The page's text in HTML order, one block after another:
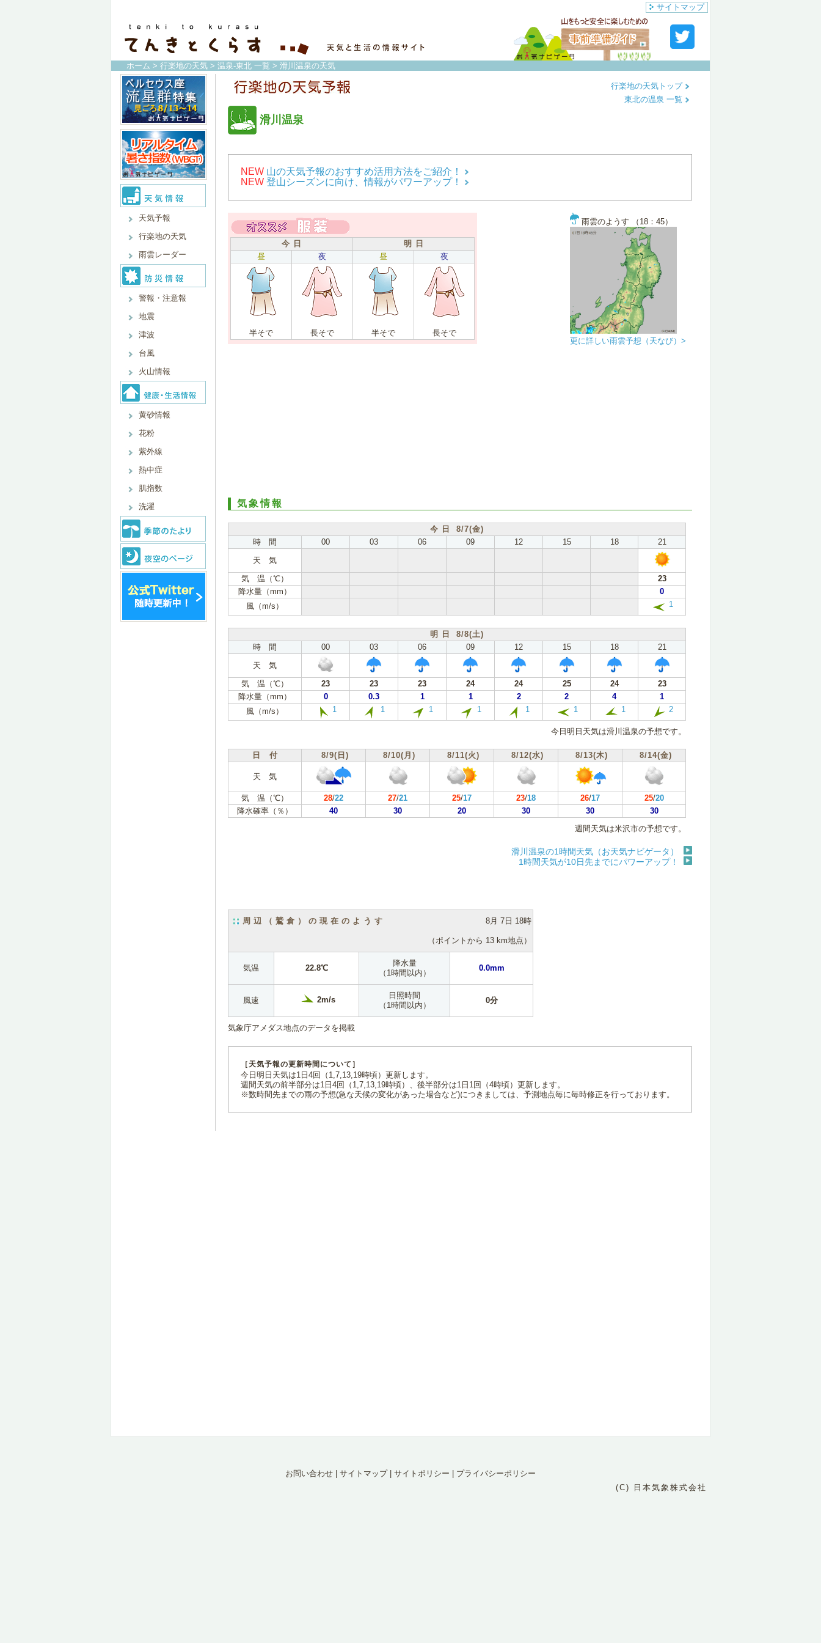
サイトマップ
ホーム > 行楽地の天気 > 温泉-東北 一覧 > 滑川温泉の天気
天気予報
行楽地の天気
雨雲レーダー
警報・注意報
地震
津波
台風
火山情報
黄砂情報
花粉
紫外線
熱中症
肌指数
洗濯
滑川温泉
行楽地の天気トップ
東北の温泉 一覧
NEW 山の天気予報のおすすめ活用方法をご紹介！
NEW 登山シーズンに向け、情報がパワーアップ！
今 日
明 日
昼
夜 昼 夜
半そで 長そで 半そで 長そで
雨雲のようす （18：45）
更に詳しい雨雲予想（天なび）>
気象情報
今 日 8/7(金)
時 間
00 03 06 09 12 15 18
21
天 気
気 温（℃）
23
降水量（mm）
0
風（m/s）
1
明 日 8/8(土)
時 間
00 03 06 09 12 15 18
21
天 気
気 温（℃）
23 23 23 24 24 25 24
23
降水量（mm）
0 0.3 1 1 2 2 4
1
風（m/s）
1 1 1 1 1 1 1 2
今日明日天気は滑川温泉の予想です。
日 付 8/9(日) 8/10(月) 8/11(火) 8/12(水) 8/13(木) 8/14(金)
天 気
気 温（℃） 28/22 27/21 25/17 23/18 26/17 25/20
降水確率（％）
40 30 20 30 30
30
週間天気は米沢市の予想です。
滑川温泉の1時間天気（お天気ナビゲータ）
1時間天気が10日先までにパワーアップ！
周辺（鷲倉）の現在のようす 8月 7日 18時
（ポイントから 13 km地点）
気温 22.8℃
降水量
（1時間以内）
0.0mm
風速 2m/s
日照時間
（1時間以内）
0分
気象庁アメダス地点のデータを掲載
［天気予報の更新時間について］
今日明日天気は1日4回（1,7,13,19時頃）更新します。
週間天気の前半部分は1日4回（1,7,13,19時頃）、後半部分は1日1回（4時頃）更新します。
※数時間先までの雨の予想(急な天候の変化があった場合など)につきましては、予測地点毎に毎時修正を行っております。
お問い合わせ サイトマップ| サイトポリシー
プライバシーポリシー
(C) 日本気象株式会社